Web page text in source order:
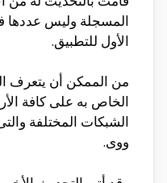
المسجلة وليس عددها
الأول للتطبيق.
من الممكن أن يتعرف
الخاص به على كافة
الشبكات المختلفة
ووى.